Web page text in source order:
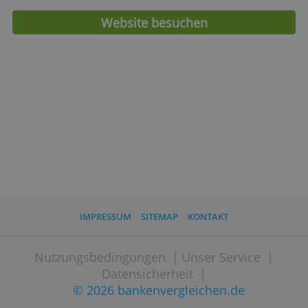
Mindesteinlage 0,60 €
Zinssatz 0,60 %